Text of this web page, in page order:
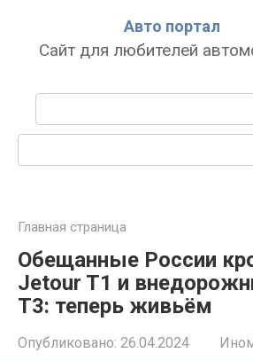
Авто портал
Сайт для любителей
Главная страница
Обещанные России
Jetour T1 и
T3: теперь живьём
Опубликовано: 26.04.2024